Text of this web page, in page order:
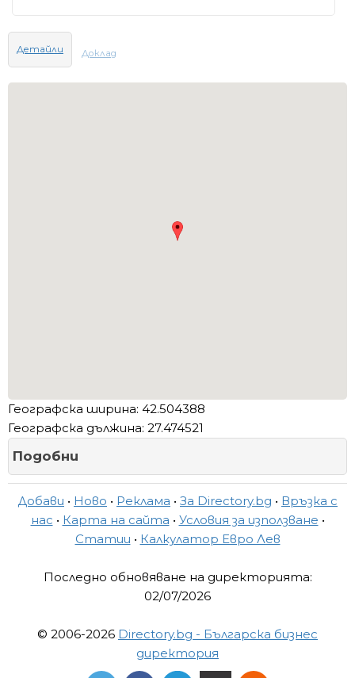
Детайли Доклад
Географска ширина: 42.504388
Географска дължина: 27.474521
Подобни
Добави • Ново • Реклама • За Directory.bg • Връзка с
нас • Карта на сайта • Условия за използване •
Статии • Калкулатор Евро Лев
Последно обновяване на директорията:
02/07/2026
© 2006-2026 Directory.bg - Българска бизнес
директория